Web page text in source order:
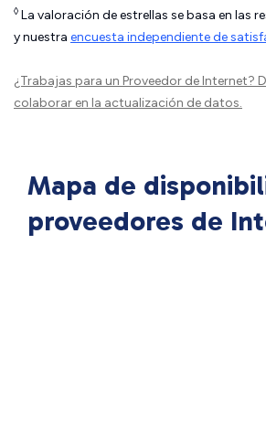
◊ La valoración de estrellas se basa en las
y nuestra encuesta independiente de
¿Trabajas para un Proveedor de Internet?
colaborar en la actualización de datos.
Mapa de
proveedores de